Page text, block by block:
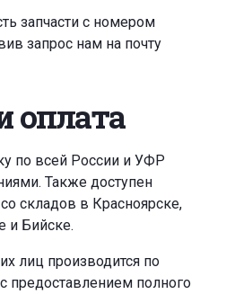
запчасти с номером
запрос нам на почту
оплата
по всей России и УФР
Также доступен
складов в Красноярске,
и Бийске.
лиц производится по
предоставлением полного